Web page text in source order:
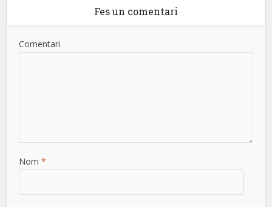
Fes un comentari
Comentari
Nom*